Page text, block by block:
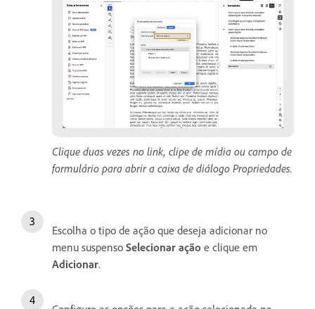
Clique duas vezes no link, clipe de mídia ou campo de
formulário para abrir a caixa de diálogo Propriedades.
Escolha o tipo de ação que deseja adicionar no
menu suspenso Selecionar ação e clique em
Adicionar.